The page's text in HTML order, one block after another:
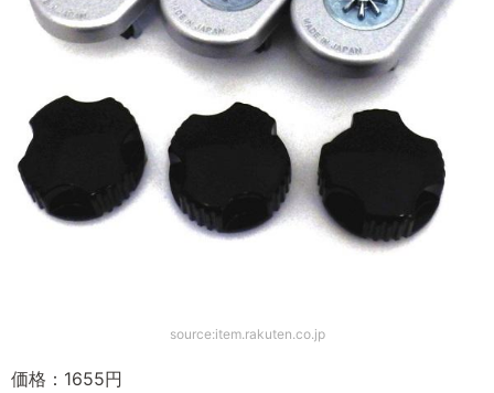
source:item.rakuten.co.jp
価格：1655円